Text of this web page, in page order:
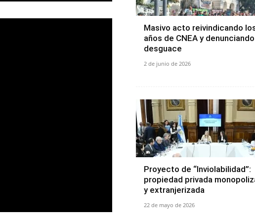
Masivo acto reivindicando
años de CNEA y
desguace
2 de junio de 2026
Proyecto de “Inviolabilidad”:
propiedad privada
y extranjerizada
22 de mayo de 2026